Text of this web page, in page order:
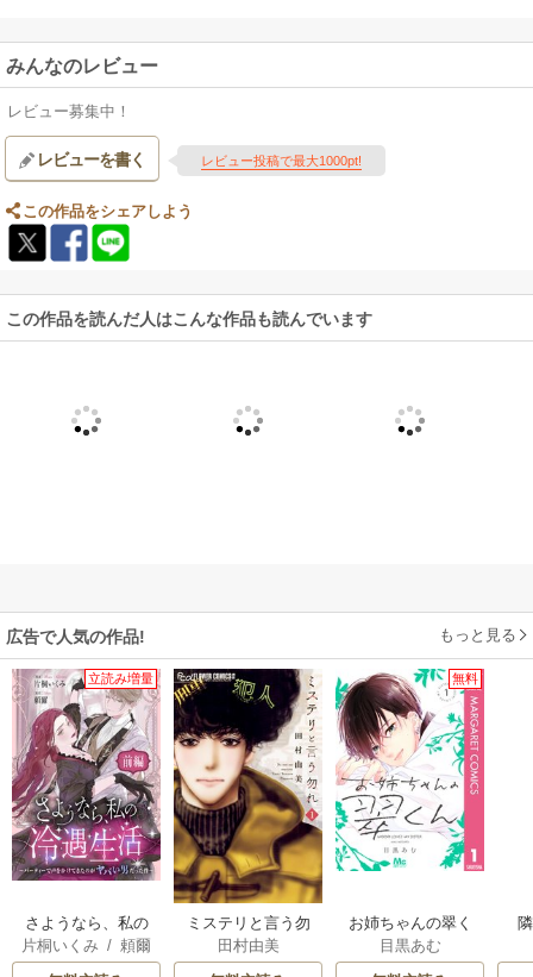
みんなのレビュー
レビュー募集中！
レビューを書く レビュー投稿で最大1000pt!
この作品をシェアしよう
この作品を読んだ人はこんな作品も読んでいます
広告で人気の作品! もっと見る
立読み増量
さようなら、私の
冷遇生活 ～パーテ
ィーで声をかけて
片桐いくみ / 頼爾
ミステリと言う勿
れ
田村由美
無料
お姉ちゃんの翠く
ん
目黒あむ